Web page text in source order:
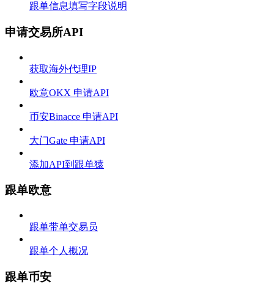
跟单信息填写字段说明
申请交易所API
获取海外代理IP
欧意OKX 申请API
币安Binacce 申请API
大门Gate 申请API
添加API到跟单猿
跟单欧意
跟单带单交易员
跟单个人概况
跟单币安